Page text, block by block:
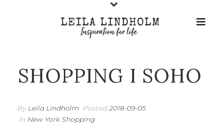
SHOPPING I SOHO
By Leila Lindholm Posted 2018-09-05
In New York Shopping